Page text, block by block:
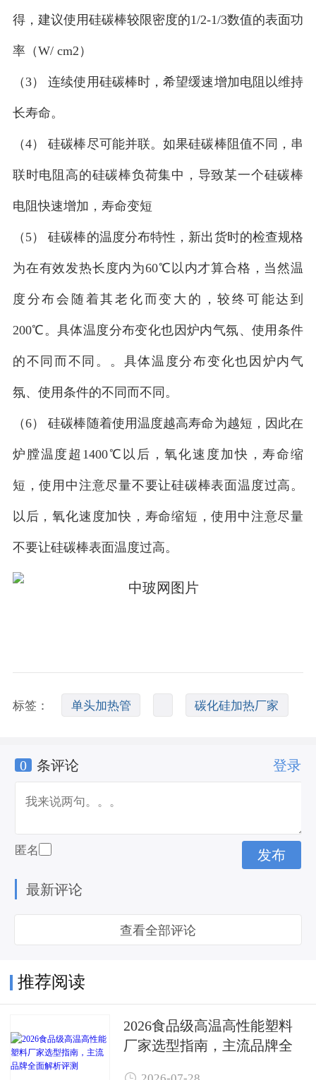
得，建议使用硅碳棒较限密度的1/2-1/3数值的表面功
率（W/ cm2）
（3） 连续使用硅碳棒时，希望缓速增加电阻以维持
长寿命。
（4） 硅碳棒尽可能并联。如果硅碳棒阻值不同，串
联时电阻高的硅碳棒负荷集中，导致某一个硅碳棒
电阻快速增加，寿命变短
（5） 硅碳棒的温度分布特性，新出货时的检查规格
为在有效发热长度内为60℃以内才算合格，当然温
度分布会随着其老化而变大的，较终可能达到
200℃。具体温度分布变化也因炉内气氛、使用条件
的不同而不同。。具体温度分布变化也因炉内气
氛、使用条件的不同而不同。
（6） 硅碳棒随着使用温度越高寿命为越短，因此在
炉膛温度超1400℃以后，氧化速度加快，寿命缩
短，使用中注意尽量不要让硅碳棒表面温度过高。
以后，氧化速度加快，寿命缩短，使用中注意尽量
不要让硅碳棒表面温度过高。
标签： 单头加热管 碳化硅加热厂家
0 条评论 登录
匿名
最新评论
查看全部评论
推荐阅读
2026食品级高温高性能塑料
厂家选型指南，主流品牌全
 2026-07-28